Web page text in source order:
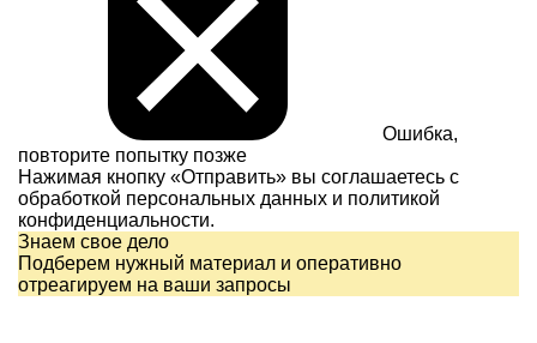
Ошибка,
повторите попытку позже
Нажимая кнопку «Отправить» вы соглашаетесь с
обработкой персональных данных и политикой
конфиденциальности.
Знаем свое дело
Подберем нужный материал и оперативно
отреагируем на ваши запросы